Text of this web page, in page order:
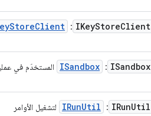
IKeyStoreClient
:
StoreClient
ISandbox
:
ISandbox المستخدَم في
IRunUtil
:
IRunUtil لتشغيل الأوامر